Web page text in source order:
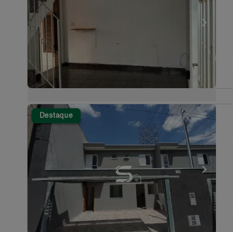
Destaque